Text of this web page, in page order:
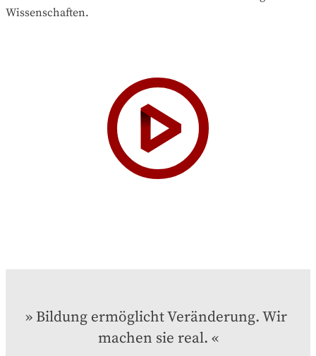
Bildung ermöglicht Veränderung. Wir
machen sie real.